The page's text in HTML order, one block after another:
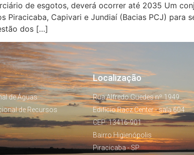
de esgotos, deverá ocorrer até 2035 Um
Piracicaba, Capivari e Jundiaí (Bacias PCJ)
dos […]
de Águas
de Recursos
Localização
Rua Alfredo Guedes nº 1949
Edifício Racz Center - sala 604
CEP: 13416-901
Bairro Higienópolis
Piracicaba - SP